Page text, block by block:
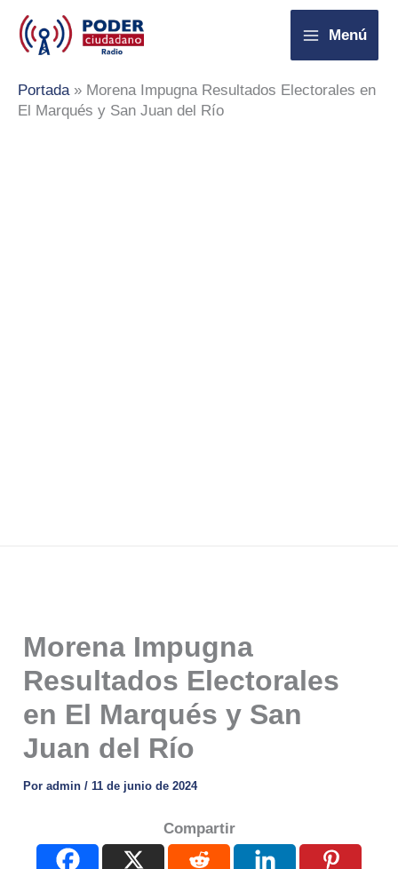
contenido
Menú
Portada» Morena Impugna Resultados Electorales en
El Marqués y San Juan del Río
Morena Impugna
Resultados Electorales
en El Marqués y San
Juan del Río
Poradmin/ 11 de junio de 2024
Compartir